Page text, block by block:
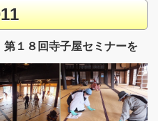
第１８回寺子屋セミナーを